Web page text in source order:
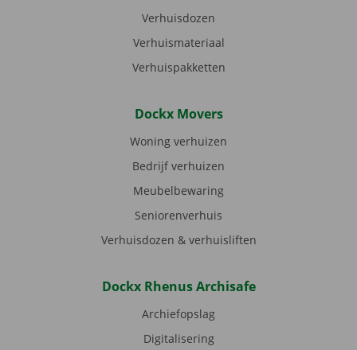
Verhuisdozen
Verhuismateriaal
Verhuispakketten
Dockx Movers
Woning verhuizen
Bedrijf verhuizen
Meubelbewaring
Seniorenverhuis
Verhuisdozen & verhuisliften
Dockx Rhenus Archisafe
Archiefopslag
Digitalisering